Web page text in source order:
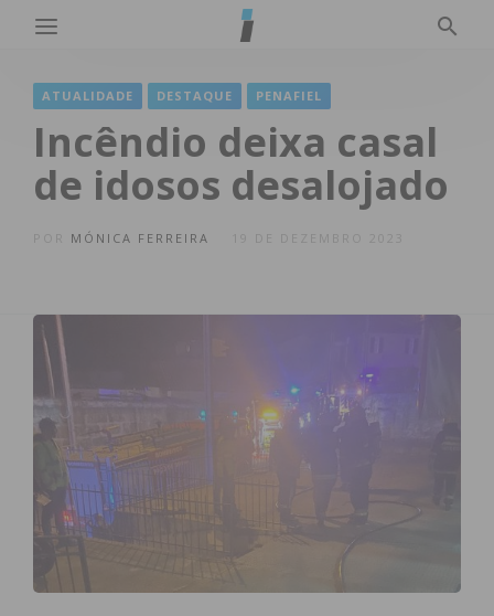
ATUALIDADE DESTAQUE PENAFIEL
Incêndio deixa casal
de idosos desalojado
MÓNICA FERREIRA